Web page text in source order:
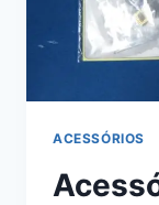
ACESSÓRIOS